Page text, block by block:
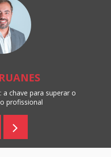
a chave para superar o
profissional